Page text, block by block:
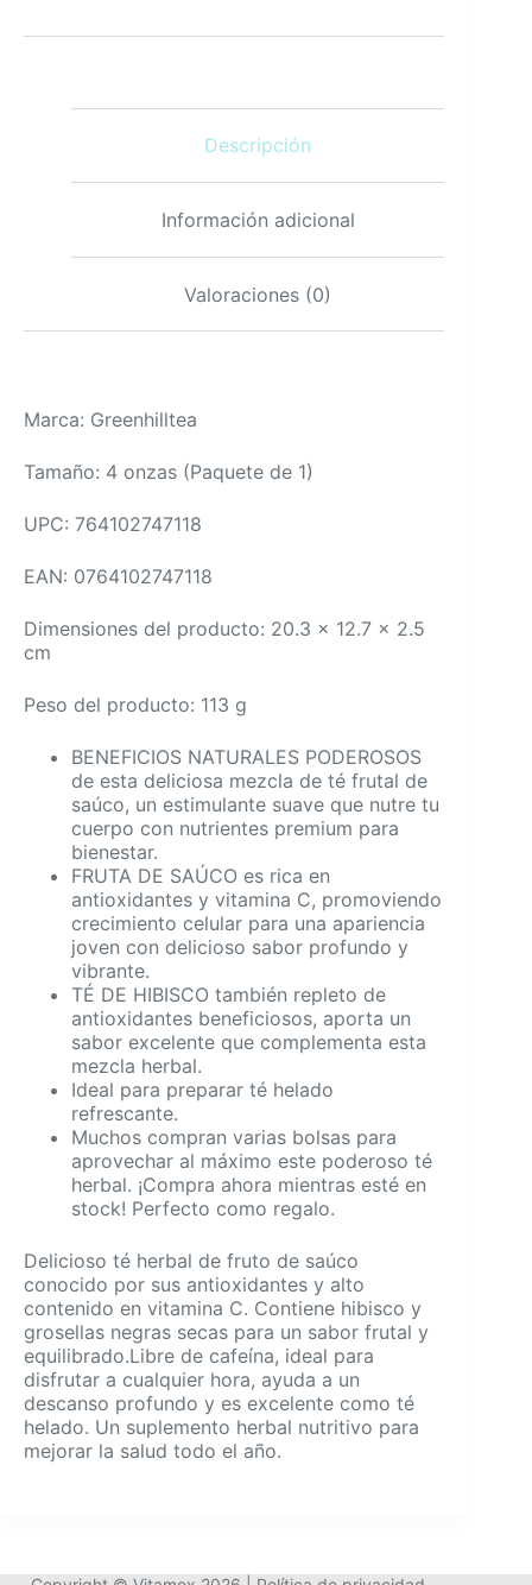
antioxidante
Descripción
Información adicional
Valoraciones (0)
Marca: Greenhilltea
Tamaño: 4 onzas (Paquete de 1)
UPC: 764102747118
EAN: 0764102747118
Dimensiones del producto: 20.3 x 12.7 x 2.5
cm
Peso del producto: 113 g
BENEFICIOS NATURALES PODEROSOS
de esta deliciosa mezcla de té frutal de
saúco, un estimulante suave que nutre tu
cuerpo con nutrientes premium para
bienestar.
FRUTA DE SAÚCO es rica en
antioxidantes y vitamina C, promoviendo
crecimiento celular para una apariencia
joven con delicioso sabor profundo y
vibrante.
TÉ DE HIBISCO también repleto de
antioxidantes beneficiosos, aporta un
sabor excelente que complementa esta
mezcla herbal.
Ideal para preparar té helado
refrescante.
Muchos compran varias bolsas para
aprovechar al máximo este poderoso té
herbal. ¡Compra ahora mientras esté en
stock! Perfecto como regalo.
Delicioso té herbal de fruto de saúco
conocido por sus antioxidantes y alto
contenido en vitamina C. Contiene hibisco y
grosellas negras secas para un sabor frutal y
equilibrado.Libre de cafeína, ideal para
disfrutar a cualquier hora, ayuda a un
descanso profundo y es excelente como té
helado. Un suplemento herbal nutritivo para
mejorar la salud todo el año.